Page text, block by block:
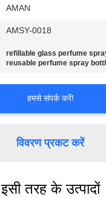
AMAN
AMSY-0018
refillable glass perfume
reusable perfume spray
हमसे संपर्क करें!
विवरण प्रकट करें
इसी तरह के उत्पादों